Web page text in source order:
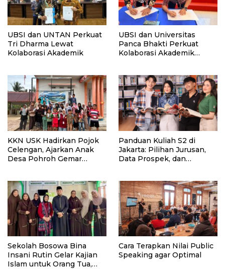
UBSI dan UNTAN Perkuat
Tri Dharma Lewat
Kolaborasi Akademik
UBSI dan Universitas
Panca Bhakti Perkuat
Kolaborasi Akademik
KKN USK Hadirkan Pojok
Celengan, Ajarkan Anak
Desa Pohroh Gemar
Panduan Kuliah S2 di
Jakarta: Pilihan Jurusan,
Data Prospek, dan
Sekolah Bosowa Bina
Insani Rutin Gelar Kajian
Islam untuk Orang Tua,
Cara Terapkan Nilai Public
Speaking agar Optimal